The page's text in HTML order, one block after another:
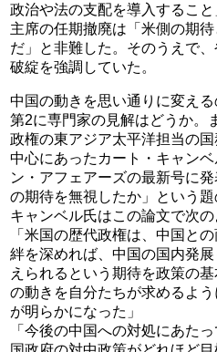
政治や法の支配を導入するこ
主席の任期撤廃は「米側の期
だ」と非難した。そのうえで
破綻を強調していた。
中国の動きを思い通りに変え
第2に専門家の見解はどうか。
政権の東アジア太平洋担当の
中心にあったカート・キャン
ン・アフェアーズの最新号に
の期待を無視したか」という題
キャンベル氏はこの論文で次の
「米国の歴代政権は、中国と
絆を深めれば、中国の国内発
えられるという期待を政策の
の動きを自分たちが求めるよ
が明らかになった」
「今後の中国への対処にあた